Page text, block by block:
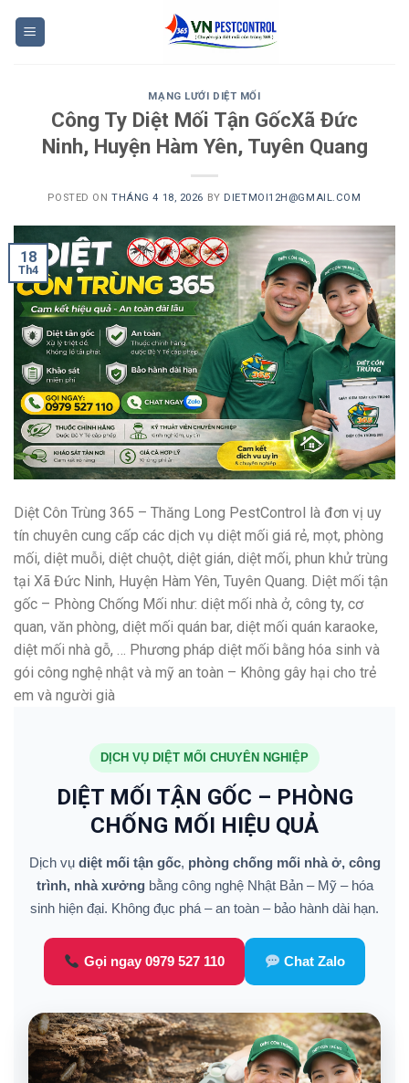
MẠNG LƯỚI DIỆT MỐI
Công Ty Diệt Mối Tận GốcXã Đức
Ninh, Huyện Hàm Yên, Tuyên Quang
POSTED ONTHÁNG 4 18, 2026 BY DIETMOI12H@GMAIL.COM
18
Th4
Diệt Côn Trùng 365 – Thăng Long PestControl là đơn vị uy
tín chuyên cung cấp các dịch vụ diệt mối giá rẻ, mọt, phòng
mối, diệt muỗi, diệt chuột, diệt gián, diệt mối, phun khử trùng
tại Xã Đức Ninh, Huyện Hàm Yên, Tuyên Quang. Diệt mối tận
gốc – Phòng Chống Mối như: diệt mối nhà ở, công ty, cơ
quan, văn phòng, diệt mối quán bar, diệt mối quán karaoke,
diệt mối nhà gỗ, … Phương pháp diệt mối bằng hóa sinh và
gói công nghệ nhật và mỹ an toàn – Không gây hại cho trẻ
em và người già
DỊCH VỤ DIỆT MỐI CHUYÊN NGHIỆP
DIỆT MỐI TẬN GỐC – PHÒNG
CHỐNG MỐI HIỆU QUẢ
Dịch vụ diệt mối tận gốc, phòng chống mối nhà ở, công
trình, nhà xưởngbằng công nghệ Nhật Bản – Mỹ – hóa
sinh hiện đại. Không đục phá – an toàn – bảo hành dài hạn.
Gọi ngay 0979 527 110 Chat Zalo